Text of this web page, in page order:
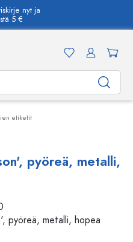
nyt ja
5 €
etiketit
pyöreä, metalli,